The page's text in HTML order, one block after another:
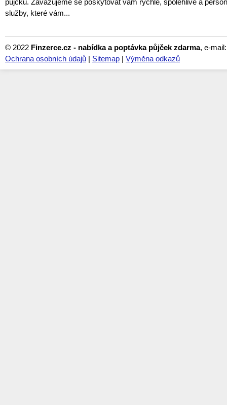
služby, které vám...
© 2022 Finzerce.cz - nabídka a poptávka půjček zdarma, e-
Ochrana osobních údajů | Sitemap | Výměna odkazů